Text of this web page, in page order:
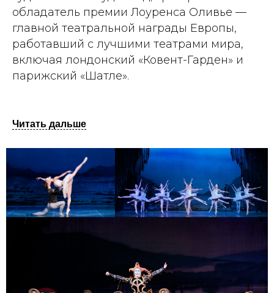
обладатель премии Лоуренса Оливье —
главной театральной награды Европы,
работавший с лучшими театрами мира,
включая лондонский «Ковент-Гарден» и
парижский «Шатле».
Читать дальше